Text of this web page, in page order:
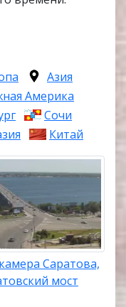
Азия
Америка
Сочи
Китай
Саратова,
мост